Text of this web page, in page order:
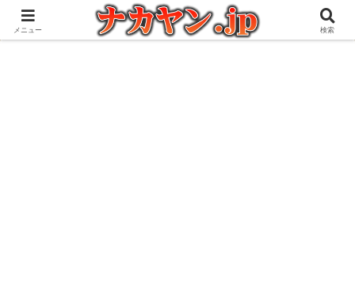
アウトドアとガジェット好きな管理人の愉快な日々を綴るブログ
メニュー 検索